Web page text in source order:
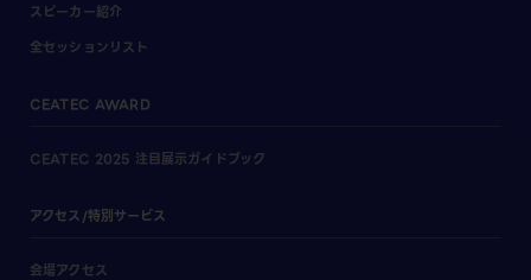
スピーカー紹介
全セッションリスト
CEATEC AWARD
CEATEC 2025 注目展示ガイドブック
アクセス/特別サービス
会場アクセス